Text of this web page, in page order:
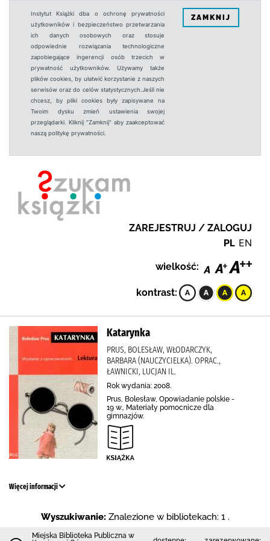
Instytut Książki dba o ochronę prywatności
użytkowników i bezpieczeństwo przetwarzania
ich danych osobowych oraz stosuje
odpowiednie rozwiązania technologiczne
zapobiegające ingerencji osób trzecich w
prywatność użytkowników. Używamy także
plików cookies, by ułatwić korzystanie z naszych
serwisów oraz do celów statystycznych.Jeśli nie
chcesz, by pliki cookies były zapisywane na
Twoim dysku zmień ustawienia swojej
przeglądarki. Kliknij "Zamknij" aby zaakceptować
naszą politykę prywatności.
ZAMKNIJ
ZAREJESTRUJ / ZALOGUJ
PL EN
wielkość:
kontrast:
Katarynka
PRUS, BOLESŁAW, WŁODARCZYK,
BARBARA (NAUCZYCIELKA). OPRAC.,
ŁAWNICKI, LUCJAN IL.
Rok wydania: 2008.
Prus, Bolesław, Opowiadanie polskie -
19 w., Materiały pomocnicze dla
gimnazjów.
Więcej informacji
Wyszukiwanie: Znalezione w bibliotekach: 1 .
Miejska Biblioteka Publiczna w